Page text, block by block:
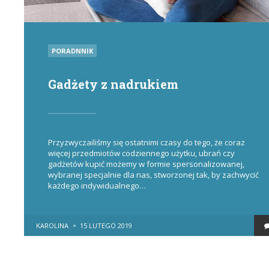
POSTED
IN
PORADNNIK
Gadżety z nadrukiem
Przyzwyczailiśmy się ostatnimi czasy do tego, że coraz
więcej przedmiotów codziennego użytku, ubrań czy
gadżetów kupić możemy w formie spersonalizowanej,
wybranej specjalnie dla nas, stworzonej tak, by zachwycić
każdego indywidualnego…
POSTED
KAROLINA 15 LUTEGO 2019